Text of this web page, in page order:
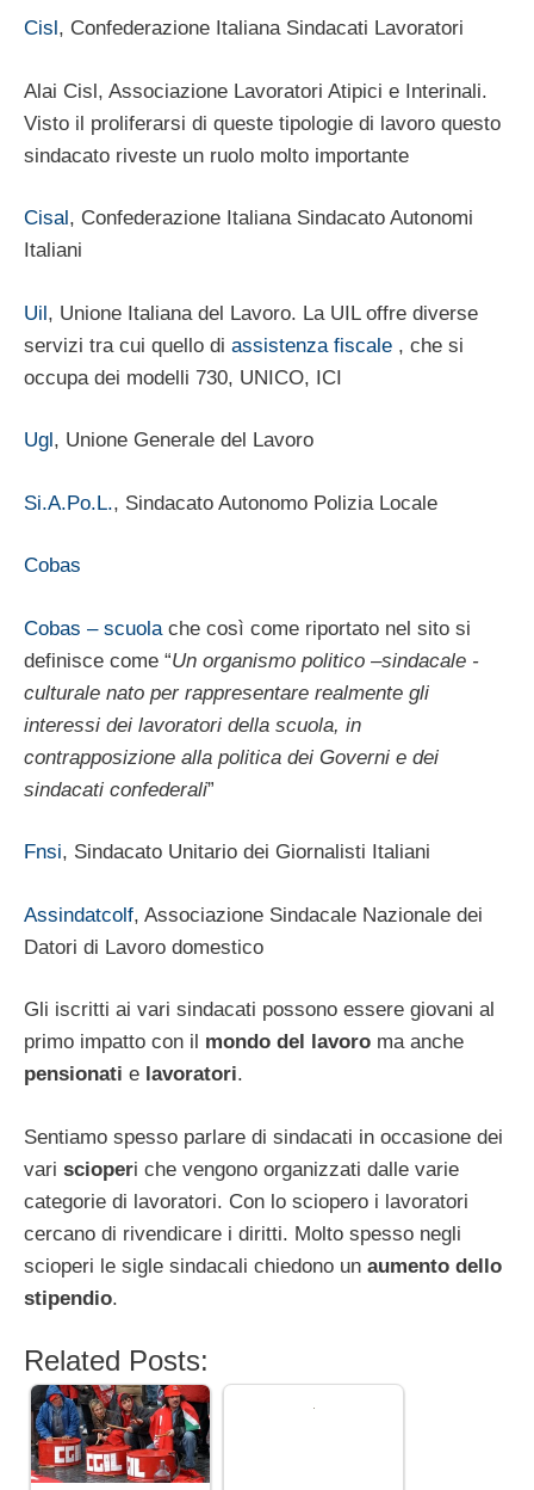
Cisl , Confederazione Italiana Sindacati Lavoratori
Alai Cisl, Associazione Lavoratori Atipici e Interinali.
Visto il proliferarsi di queste tipologie di lavoro questo
sindacato riveste un ruolo molto importante
Cisal , Confederazione Italiana Sindacato Autonomi
Italiani
Uil, Unione Italiana del Lavoro. La UIL offre diverse
servizi tra cui quello di assistenza fiscale , che si
occupa dei modelli 730, UNICO, ICI
Ugl , Unione Generale del Lavoro
Si.A.Po.L., Sindacato Autonomo Polizia Locale
Cobas
Cobas – scuolache così come riportato nel sito si
definisce come “Un organismo politico –sindacale -
culturale nato per rappresentare realmente gli
interessi dei lavoratori della scuola, in
contrapposizione alla politica dei Governi e dei
sindacati confederali”
Fnsi, Sindacato Unitario dei Giornalisti Italiani
Assindatcolf, Associazione Sindacale Nazionale dei
Datori di Lavoro domestico
Gli iscritti ai vari sindacati possono essere giovani al
primo impatto con il mondo del lavoro ma anche
pensionati e lavoratori.
Sentiamo spesso parlare di sindacati in occasione dei
vari scioperi che vengono organizzati dalle varie
categorie di lavoratori. Con lo sciopero i lavoratori
cercano di rivendicare i diritti. Molto spesso negli
scioperi le sigle sindacali chiedono un aumento dello
stipendio.
Related Posts: